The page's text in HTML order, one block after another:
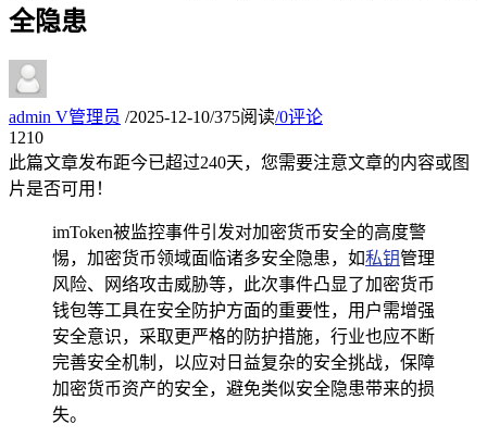
全隐患
admin V管理员 /2025-12-10/375阅读/0评论
1210
此篇文章发布距今已超过240天，您需要注意文章的内容或图
片是否可用！
imToken被监控事件引发对加密货币安全的高度警
惕，加密货币领域面临诸多安全隐患，如私钥管理
风险、网络攻击威胁等，此次事件凸显了加密货币
钱包等工具在安全防护方面的重要性，用户需增强
安全意识，采取更严格的防护措施，行业也应不断
完善安全机制，以应对日益复杂的安全挑战，保障
加密货币资产的安全，避免类似安全隐患带来的损
失。